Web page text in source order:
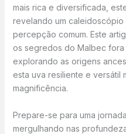
mais rica e diversificada,
revelando um
percepção comum. Este
os segredos do Malbec
explorando as origens
esta uva resiliente e versátil
magnificência.
Prepare-se para uma
mergulhando nas